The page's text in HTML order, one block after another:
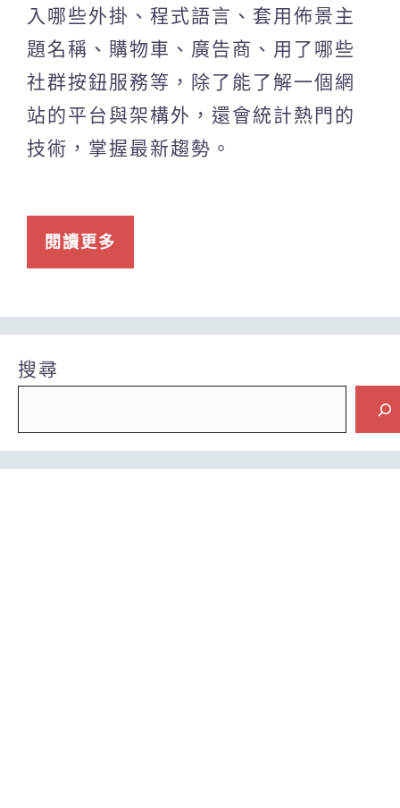
入哪些外掛、程式語言、套用佈景主
題名稱、購物車、廣告商、用了哪些
社群按鈕服務等，除了能了解一個網
站的平台與架構外，還會統計熱門的
技術，掌握最新趨勢。
閱讀更多
搜尋